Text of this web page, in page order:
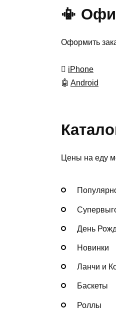
📳
Оформить
 iPhone
🤖 Android
Цены на еду
День
Новинки
Ланчи и
Баскеты
Роллы